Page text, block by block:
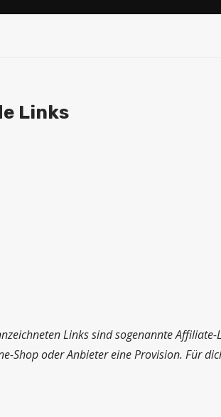
Links
Links sind sogenannte
Shop oder Anbieter eine Provision. Für